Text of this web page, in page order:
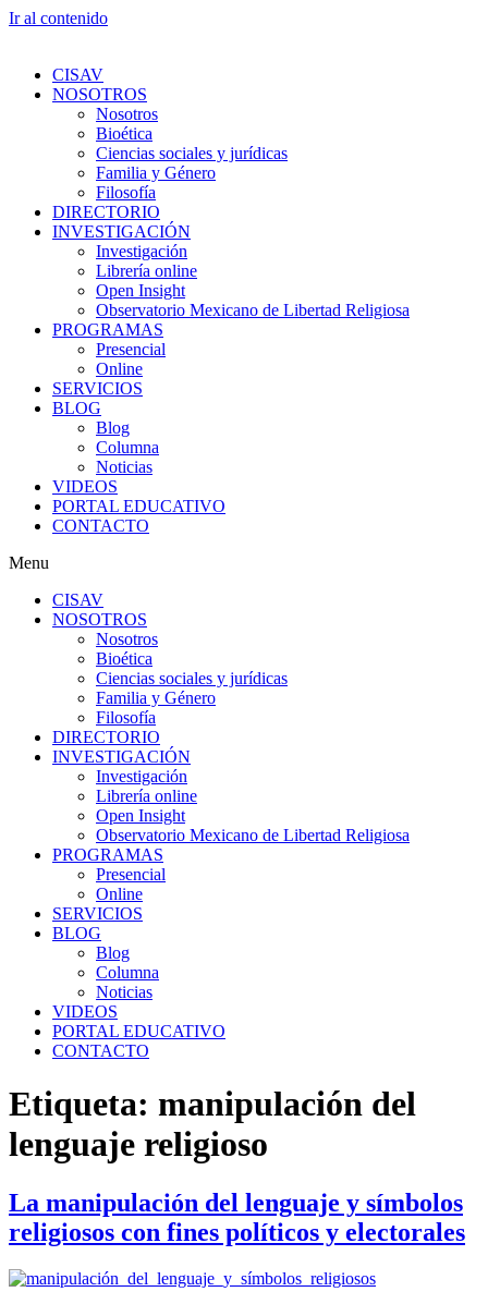
Ir al contenido
CISAV
NOSOTROS
Nosotros
Bioética
Ciencias sociales y jurídicas
Familia y Género
Filosofía
DIRECTORIO
INVESTIGACIÓN
Investigación
Librería online
Open Insight
Observatorio Mexicano de Libertad Religiosa
PROGRAMAS
Presencial
Online
SERVICIOS
BLOG
Blog
Columna
Noticias
VIDEOS
PORTAL EDUCATIVO
CONTACTO
Menu
CISAV
NOSOTROS
Nosotros
Bioética
Ciencias sociales y jurídicas
Familia y Género
Filosofía
DIRECTORIO
INVESTIGACIÓN
Investigación
Librería online
Open Insight
Observatorio Mexicano de Libertad Religiosa
PROGRAMAS
Presencial
Online
SERVICIOS
BLOG
Blog
Columna
Noticias
VIDEOS
PORTAL EDUCATIVO
CONTACTO
Etiqueta: manipulación del
lenguaje religioso
La manipulación del lenguaje y símbolos
religiosos con fines políticos y electorales